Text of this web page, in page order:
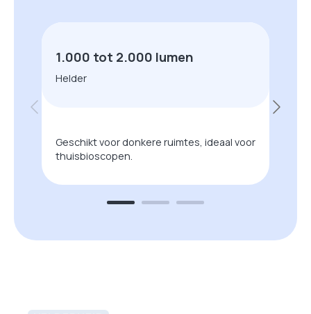
1.000 tot 2.000 lumen
Helder
Geschikt voor donkere ruimtes, ideaal voor
thuisbioscopen.